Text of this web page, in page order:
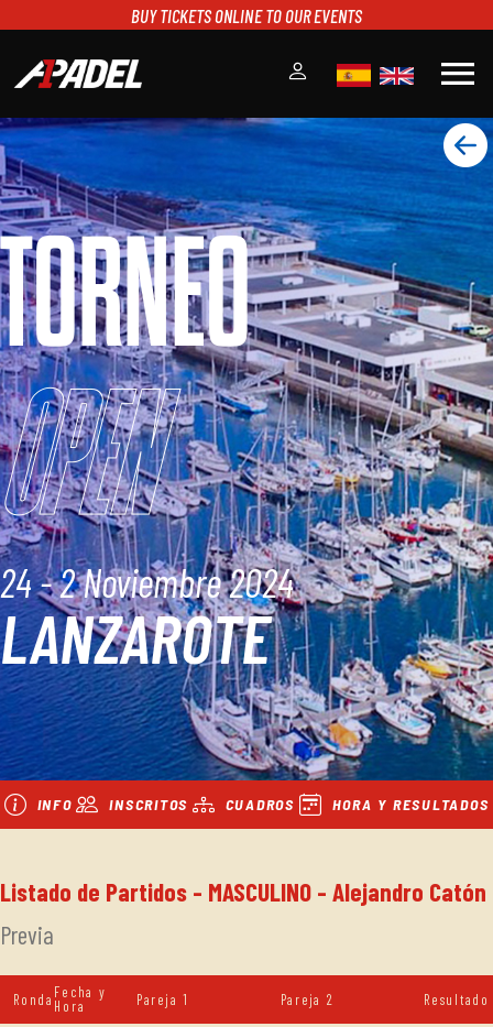
BUY TICKETS ONLINE TO OUR EVENTS
menu
A1PADEL
CALENDARIO
TORNEOS
NOTICIAS
MULTIMEDIA
SCOREBOARD
STREAMING
TORNEO
Open
24 - 2 Noviembre 2024
LANZAROTE
INFO INSCRITOS CUADROS HORA Y RESULTADOS
Listado de Partidos - MASCULINO - Alejandro Catón
Previa
Ronda Fecha y
Hora
Pareja 1 Pareja 2 Resultado